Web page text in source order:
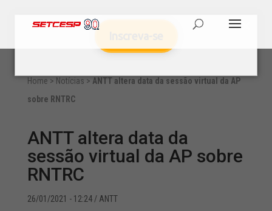
Home > Notícias > ANTT altera data da sessão virtual da AP
sobre RNTRC
ANTT altera data da
sessão virtual da AP sobre
RNTRC
26/01/2021 - 12:24/ ANTT